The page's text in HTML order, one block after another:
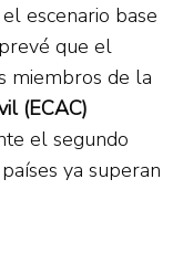
escenario base
que el
miembros de la
(ECAC)
el segundo
ya superan